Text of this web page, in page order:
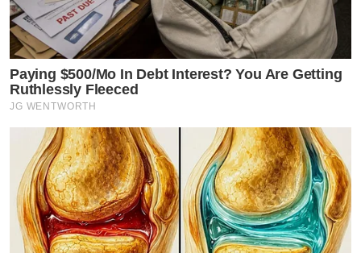
Paying $500/Mo In Debt Interest? You Are Getting
Ruthlessly Fleeced
JG WENTWORTH